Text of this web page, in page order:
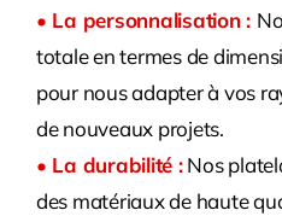
• La personnalisation :
totale en termes de
pour nous adapter à vos
de nouveaux projets.
• La durabilité :Nos
des matériaux de haute